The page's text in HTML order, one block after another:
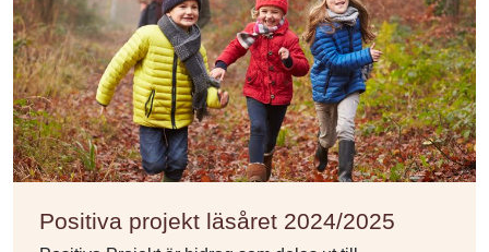
Positiva projekt läsåret 2024/2025